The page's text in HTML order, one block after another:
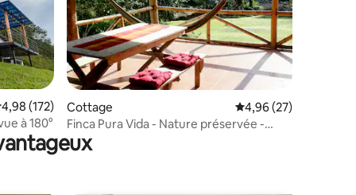
: 5 sur 5
moyenne sur la base de 172 commentaires : 4,98 sur 5
4,98 (172)
à 180°
Cottage Évaluation moyenne
4,96 (27)
Finca Pura Vida - Nature préservée -
WLan 120 mbps